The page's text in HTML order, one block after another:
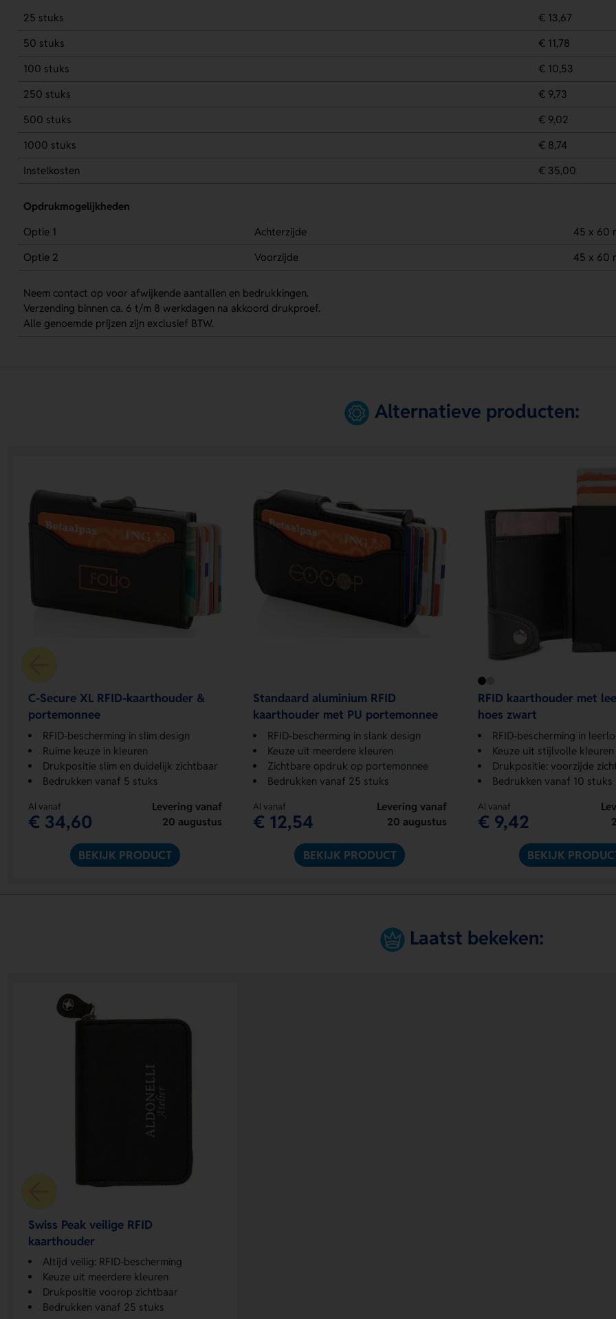
25 stuks
€ 13,67
50 stuks
€ 11,78
100 stuks
€ 10,53
250 stuks
€ 9,73
500 stuks
€ 9,02
1000 stuks
€ 8,74
Instelkosten
€ 35,00
Opdrukmogelijkheden
Optie 1
Achterzijde
45 x 60
Optie 2
Voorzijde 45 x 60
Neem contact op voor afwijkende aantallen en bedrukkingen.
Verzending binnen ca. 6 t/m 8 werkdagen na akkoord drukproef.
Alle genoemde prijzen zijn exclusief BTW.
Alternatieve producten:
C-Secure XL RFID-kaarthouder &
portemonnee
RFID-bescherming in slim design
Ruime keuze in kleuren
Drukpositie slim en duidelijk zichtbaar
Bedrukken vanaf 5 stuks
Al vanaf
€ 34,60
Levering vanaf
20 augustus
BEKIJK PRODUCT
Standaard aluminium RFID
kaarthouder met PU portemonnee
RFID-bescherming in slank design
Keuze uit meerdere kleuren
Zichtbare opdruk op portemonnee
Bedrukken vanaf 25 stuks
Al vanaf
€ 12,54
Levering vanaf
20 augustus
BEKIJK PRODUCT
RFID kaarthouder met
hoes zwart
RFID-bescherming in
Keuze uit stijlvolle kleuren
Drukpositie: voorzijde
Bedrukken vanaf 10 stuks
Al vanaf
€ 9,42
BEKIJK
Laatst bekeken:
Swiss Peak veilige RFID
kaarthouder
Altijd veilig: RFID-bescherming
Keuze uit meerdere kleuren
Drukpositie voorop zichtbaar
Bedrukken vanaf 25 stuks